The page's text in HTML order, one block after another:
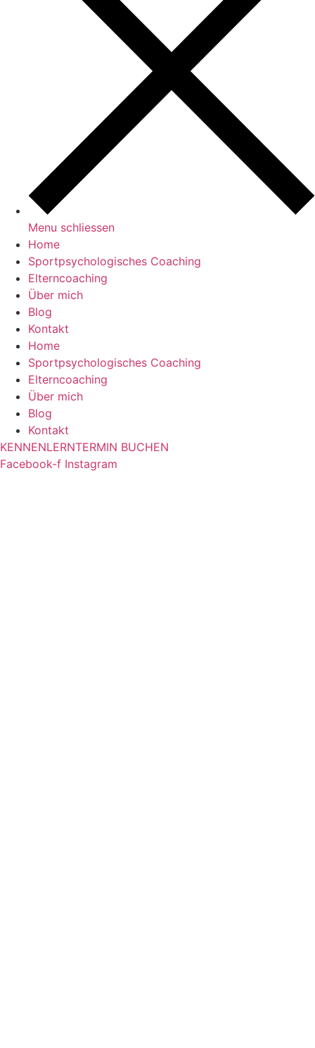
Menu schliessen
Home
Sportpsychologisches Coaching
Elterncoaching
Über mich
Blog
Kontakt
Home
Sportpsychologisches Coaching
Elterncoaching
Über mich
Blog
Kontakt
KENNENLERNTERMIN BUCHEN
Facebook-f Instagram